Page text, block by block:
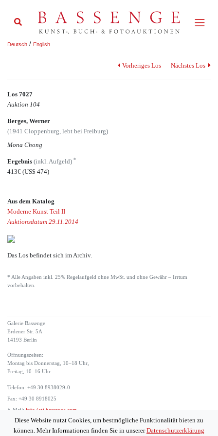
Deutsch / English
Vorheriges Los Nächstes Los
Los 7027
Auktion 104
Berges, Werner
(1941 Cloppenburg, lebt bei Freiburg)
Mona Chong
Ergebnis (inkl. Aufgeld) *
413€ (US$ 474)
Aus dem Katalog
Moderne Kunst Teil II
Auktionsdatum 29.11.2014
Das Los befindet sich im Archiv.
* Alle Angaben inkl. 25% Regelaufgeld ohne MwSt. und ohne Gewähr – Irrtum
vorbehalten.
Galerie Bassenge
Erdener Str. 5A
14193 Berlin
Öffnungszeiten:
Montag bis Donnerstag, 10–18 Uhr,
Freitag, 10–16 Uhr
Telefon: +49 30 8938029-0
Fax: +49 30 8918025
E-Mail: info (at) bassenge.com
Diese Website nutzt Cookies, um bestmögliche Funktionalität bieten zu
können. Mehr Informationen finden Sie in unsererDatenschutzerklärung